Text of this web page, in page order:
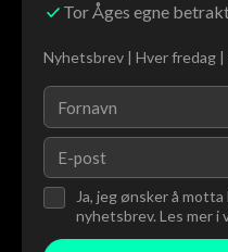
Tor Åges egne
Nyhetsbrev | Hver fredag |
Ja, jeg ønsker å
nyhetsbrev. Les mer i